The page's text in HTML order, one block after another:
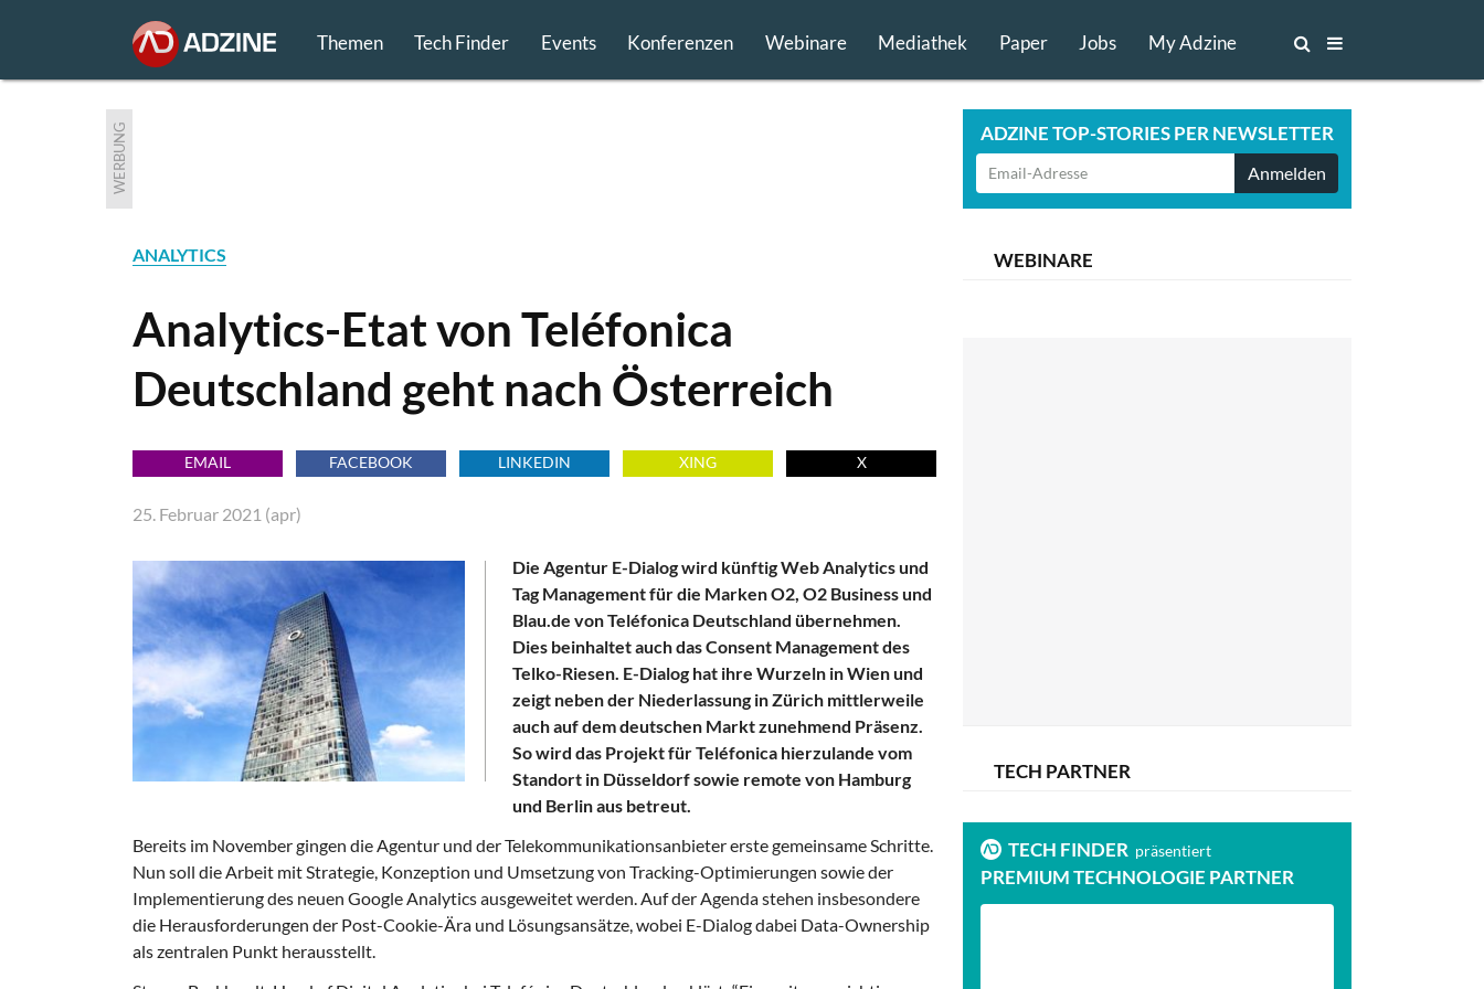
Themen Tech Finder Events Konferenzen Webinare Mediathek Paper Jobs My Adzine
WERBUNG ADZINE TOP-STORIES PER NEWSLETTER
Anmelden
ANALYTICS
Analytics-Etat von Teléfonica
Deutschland geht nach Österreich
EMAIL FACEBOOK LINKEDIN XING X
25. Februar 2021 (apr)
Die Agentur E-Dialog wird künftig Web Analytics und
Tag Management für die Marken O2, O2 Business und
Blau.de von Teléfonica Deutschland übernehmen.
Dies beinhaltet auch das Consent Management des
Telko-Riesen. E-Dialog hat ihre Wurzeln in Wien und
zeigt neben der Niederlassung in Zürich mittlerweile
auch auf dem deutschen Markt zunehmend Präsenz.
So wird das Projekt für Teléfonica hierzulande vom
Standort in Düsseldorf sowie remote von Hamburg
und Berlin aus betreut.
Bereits im November gingen die Agentur und der Telekommunikationsanbieter erste gemeinsame Schritte.
Nun soll die Arbeit mit Strategie, Konzeption und Umsetzung von Tracking-Optimierungen sowie der
Implementierung des neuen Google Analytics ausgeweitet werden. Auf der Agenda stehen insbesondere
die Herausforderungen der Post-Cookie-Ära und Lösungsansätze, wobei E-Dialog dabei Data-Ownership
als zentralen Punkt herausstellt.
WEBINARE
TECH PARTNER
TECH FINDER präsentiert
PREMIUM TECHNOLOGIE PARTNER